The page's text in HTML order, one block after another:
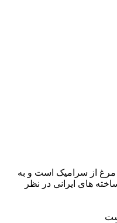
از سرامیک است و به
های ایرانی در نظر